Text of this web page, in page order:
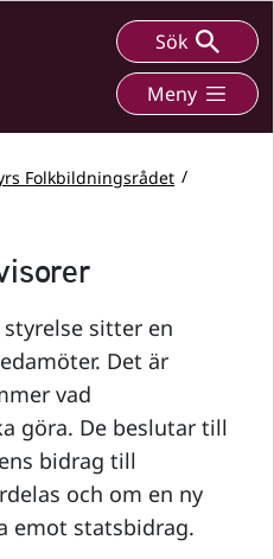
Sök
Meny
Folkbildningsrådet
sitter en
Det är
vad
göra. De beslutar till
bidrag till
och om en ny
emot statsbidrag.